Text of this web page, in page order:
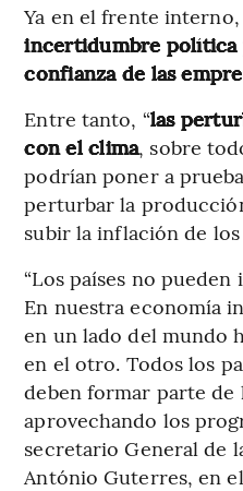
Ya en el frente
incertidumbre política
confianza de las
Entre tanto, “las
con el clima, sobre
podrían poner a
perturbar la
subir la inflación de los
“Los países no
En nuestra economía
en un lado del mundo
en el otro. Todos los
deben formar parte de
aprovechando los
secretario General de
António Guterres, en